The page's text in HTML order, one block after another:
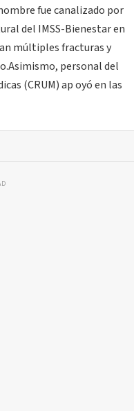
fue canalizado por
del IMSS-Bienestar en
múltiples fracturas y
personal del
(CRUM) ap oyó en las